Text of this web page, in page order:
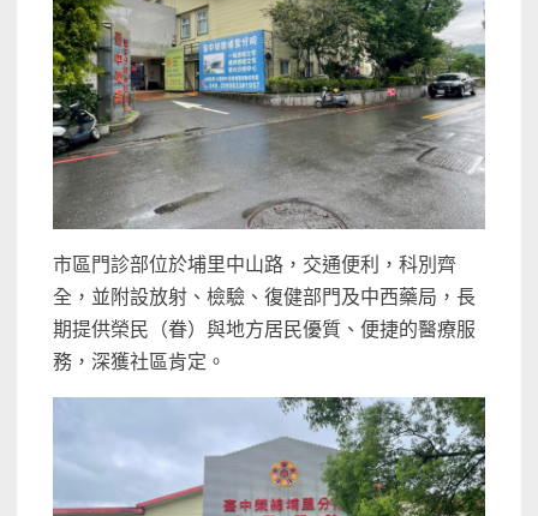
市區門診部位於埔里中山路，交通便利，科別齊
全，並附設放射、檢驗、復健部門及中西藥局，長
期提供榮民（眷）與地方居民優質、便捷的醫療服
務，深獲社區肯定。